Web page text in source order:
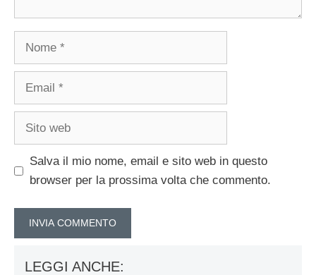
Nome
Email
Sito
Salva il mio nome, email e sito web in questo
browser per la prossima volta che commento.
LEGGI ANCHE: